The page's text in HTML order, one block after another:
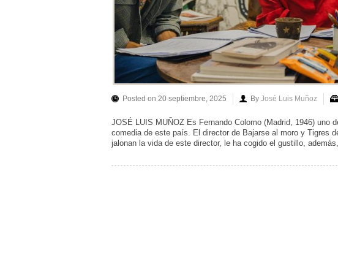
Posted on 20 septiembre, 2025 By José Luis Muñoz
JOSÉ LUIS MUÑOZ Es Fernando Colomo (Madrid, 1946) uno
comedia de este país. El director de Bajarse al moro y Tigres
jalonan la vida de este director, le ha cogido el gustillo,